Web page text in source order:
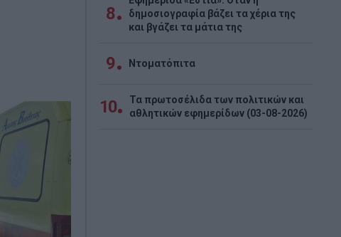
8
δημοσιογραφία βάζει τα χέρια της
και βγάζει τα μάτια της
9 Ντοματόπιτα
10
Τα πρωτοσέλιδα των πολιτικών και
αθλητικών εφημερίδων (03-08-2026)